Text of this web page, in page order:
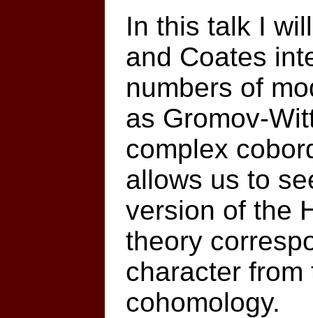
In this talk I
and Coates
numbers of
as Gromov-
complex
allows us to
version of the
theory
character
cohomology.